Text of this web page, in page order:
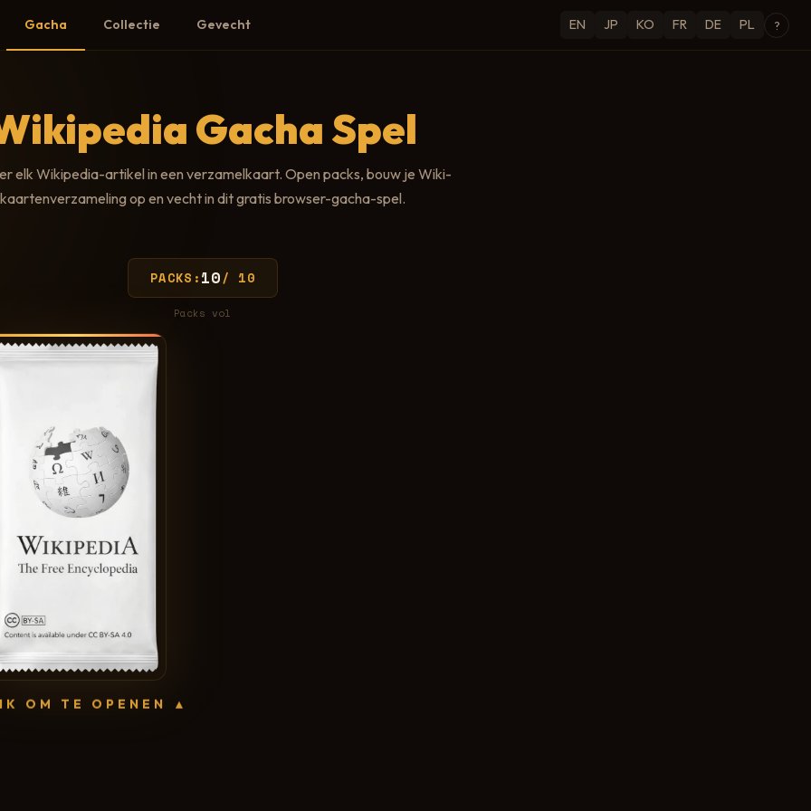
Gacha Collectie Gevecht EN JP KO FR DE PL ?
Gacha Spel
elk Wikipedia-artikel in een verzamelkaart. Open packs, bouw je Wiki-
kaartenverzameling op en vecht in dit gratis browser-gacha-spel.
PACKS: 10 / 10
Packs vol
OM TE OPENEN ▲